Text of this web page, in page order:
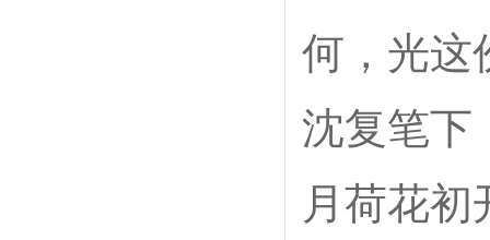
何，光这
沈复笔下
月荷花